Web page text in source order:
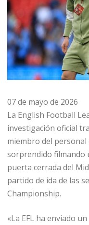
07 de mayo de 2026
La English Football
investigación oficial
miembro del
sorprendido filmando
puerta cerrada del
partido de ida de las
Championship.
«La EFL ha enviado